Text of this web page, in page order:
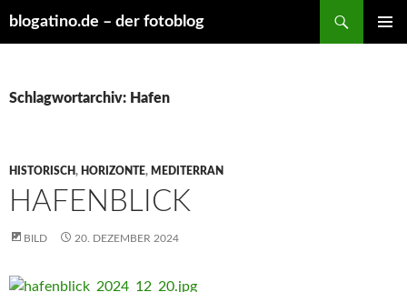
blogatino.de – der fotoblog
Schlagwortarchiv: Hafen
HISTORISCH, HORIZONTE, MEDITERRAN
HAFENBLICK
BILD 20. DEZEMBER 2024